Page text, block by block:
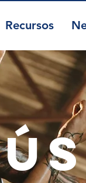
Recursos